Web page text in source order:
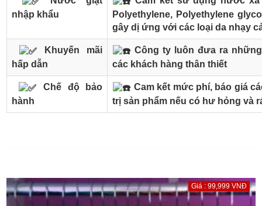
nhập khẩu
Polyethylene, Polyethylene
gây dị ứng với các loại da nhạy
Khuyến mãi
hấp dẫn
Công ty luôn đưa ra
các khách hàng thân thiết
Chế độ bảo
hành
Cam kết mức phí, báo giá
trị sản phẩm nếu có hư hỏng và
Giá : 99,999 VNĐ